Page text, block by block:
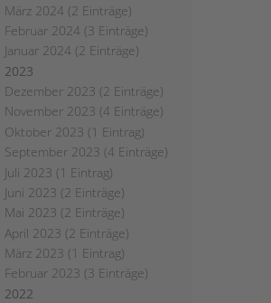
März 2024 (2 Einträge)
Februar 2024 (3 Einträge)
Januar 2024 (2 Einträge)
2023
Dezember 2023 (2 Einträge)
November 2023 (4 Einträge)
Oktober 2023 (1 Eintrag)
September 2023 (4 Einträge)
Juli 2023 (1 Eintrag)
Juni 2023 (2 Einträge)
Mai 2023 (2 Einträge)
April 2023 (2 Einträge)
März 2023 (1 Eintrag)
Februar 2023 (3 Einträge)
2022